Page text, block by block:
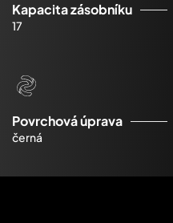
Kapacita zásobníku
17
Povrchová úprava
černá